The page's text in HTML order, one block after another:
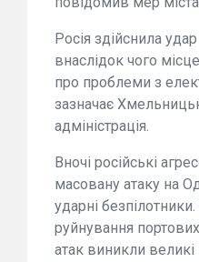
Росія здійснила
внаслідок чого
про проблеми з
зазначає
адміністрація.
Вночі російські
масовану атаку на
ударні
руйнування
атак виникли